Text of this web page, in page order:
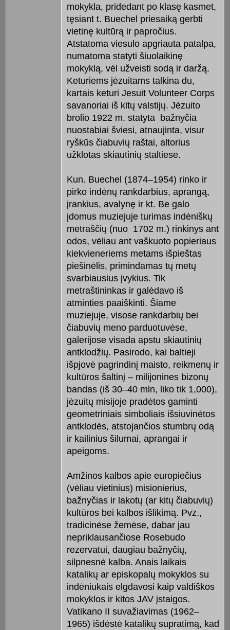
mokykla, pridedant po klasę kasmet,
tęsiant t. Buechel priesaiką gerbti
vietinę kultūrą ir papročius.
Atstatoma viesulo apgriauta patalpa,
numatoma statyti šiuolaikinę
mokyklą, vėl užveisti sodą ir daržą.
Keturiems jėzuitams talkina du,
kartais keturi Jesuit Volunteer Corps
savanoriai iš kitų valstijų. Jėzuito
brolio 1922 m. statyta bažnyčia
nuostabiai šviesi, atnaujinta, visur
ryškūs čiabuvių raštai, altorius
užklotas skiautinių staltiese.
Kun. Buechel (1874–1954) rinko ir
pirko indėnų rankdarbius, aprangą,
įrankius, avalynę ir kt. Be galo
įdomus muziejuje turimas indėniškų
metraščių (nuo 1702 m.) rinkinys ant
odos, vėliau ant vaškuoto popieriaus
kiekvieneriems metams išpieštas
piešinėlis, primindamas tų metų
svarbiausius įvykius. Tik
metraštininkas ir galėdavo iš
atminties paaiškinti. Šiame
muziejuje, visose rankdarbių bei
čiabuvių meno parduotuvėse,
galerijose visada apstu skiautinių
antklodžių. Pasirodo, kai baltieji
išpjovė pagrindinį maisto, reikmenų ir
kultūros šaltinį – milijonines bizonų
bandas (iš 30–40 mln, liko tik 1,000),
jėzuitų misijoje pradėtos gaminti
geometriniais simboliais išsiuvinėtos
antklodės, atstojančios stumbrų odą
ir kailinius šilumai, aprangai ir
apeigoms.
Amžinos kalbos apie europiečius
(vėliau vietinius) misionierius,
bažnyčias ir lakotų (ar kitų čiabuvių)
kultūros bei kalbos išlikimą. Pvz.,
tradicinėse žemėse, dabar jau
nepriklausančiose Rosebudo
rezervatui, daugiau bažnyčių,
silpnesnė kalba. Anais laikais
katalikų ar episkopalų mokyklos su
indėniukais elgdavosi kaip valdiškos
mokyklos ir kitos JAV įstaigos.
Vatikano II suvažiavimas (1962–
1965) išdėstė katalikų supratimą, kad